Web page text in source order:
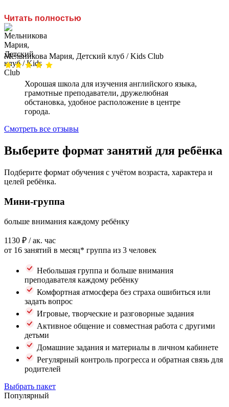
Читать полностью
Мельникова Мария, Детский клуб / Kids Club
Хорошая школа для изучения английского языка,
грамотные преподаватели, дружелюбная
обстановка, удобное расположение в центре
города.
Смотреть все отзывы
Выберите формат занятий для ребёнка
Подберите формат обучения с учётом возраста, характера и
целей ребёнка.
Мини-группа
больше внимания каждому ребёнку
1130 ₽ / ак. час
от 16 занятий в месяц* группа из 3 человек
Небольшая группа и больше внимания
преподавателя каждому ребёнку
Комфортная атмосфера без страха ошибиться или
задать вопрос
Игровые, творческие и разговорные задания
Активное общение и совместная работа с другими
детьми
Домашние задания и материалы в личном кабинете
Регулярный контроль прогресса и обратная связь для
родителей
Выбрать пакет
Популярный